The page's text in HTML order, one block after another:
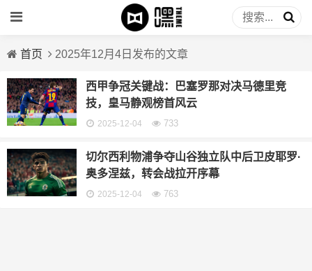
首页 2025年12月4日发布的文章
西甲争冠关键战：巴塞罗那对决马德里竞
技，皇马静观榜首风云
2025-12-04 733
切尔西利物浦争夺山谷独立队中后卫皮耶罗·
奥多涅兹，转会战拉开序幕
2025-12-04 763